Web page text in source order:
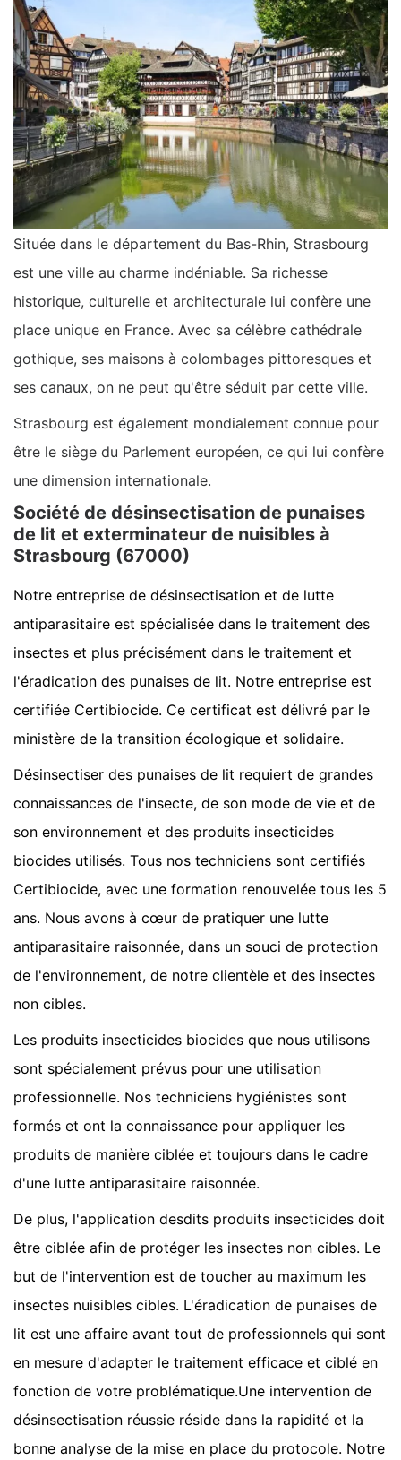
Située dans le département du Bas-Rhin, Strasbourg
est une ville au charme indéniable. Sa richesse
historique, culturelle et architecturale lui confère une
place unique en France. Avec sa célèbre cathédrale
gothique, ses maisons à colombages pittoresques et
ses canaux, on ne peut qu'être séduit par cette ville.
Strasbourg est également mondialement connue pour
être le siège du Parlement européen, ce qui lui confère
une dimension internationale.
Société de désinsectisation de punaises
de lit et exterminateur de nuisibles à
Strasbourg (67000)
Notre entreprise de désinsectisation et de lutte
antiparasitaire est spécialisée dans le traitement des
insectes et plus précisément dans le traitement et
l'éradication des punaises de lit. Notre entreprise est
certifiée Certibiocide. Ce certificat est délivré par le
ministère de la transition écologique et solidaire.
Désinsectiser des punaises de lit requiert de grandes
connaissances de l'insecte, de son mode de vie et de
son environnement et des produits insecticides
biocides utilisés. Tous nos techniciens sont certifiés
Certibiocide, avec une formation renouvelée tous les 5
ans. Nous avons à cœur de pratiquer une lutte
antiparasitaire raisonnée, dans un souci de protection
de l'environnement, de notre clientèle et des insectes
non cibles.
Les produits insecticides biocides que nous utilisons
sont spécialement prévus pour une utilisation
professionnelle. Nos techniciens hygiénistes sont
formés et ont la connaissance pour appliquer les
produits de manière ciblée et toujours dans le cadre
d'une lutte antiparasitaire raisonnée.
De plus, l'application desdits produits insecticides doit
être ciblée afin de protéger les insectes non cibles. Le
but de l'intervention est de toucher au maximum les
insectes nuisibles cibles. L'éradication de punaises de
lit est une affaire avant tout de professionnels qui sont
en mesure d'adapter le traitement efficace et ciblé en
fonction de votre problématique.Une intervention de
désinsectisation réussie réside dans la rapidité et la
bonne analyse de la mise en place du protocole. Notre